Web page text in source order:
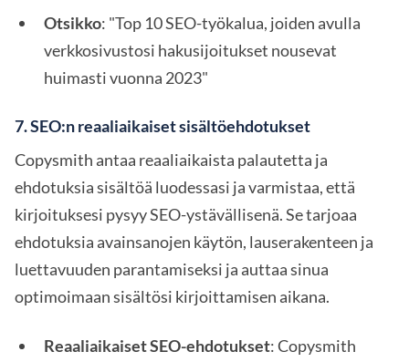
Otsikko: "Top 10 SEO-työkalua, joiden avulla
verkkosivustosi hakusijoitukset nousevat
huimasti vuonna 2023"
7.SEO:n reaaliaikaiset sisältöehdotukset
Copysmith antaa reaaliaikaista palautetta ja
ehdotuksia sisältöä luodessasi ja varmistaa, että
kirjoituksesi pysyy SEO-ystävällisenä. Se tarjoaa
ehdotuksia avainsanojen käytön, lauserakenteen ja
luettavuuden parantamiseksi ja auttaa sinua
optimoimaan sisältösi kirjoittamisen aikana.
Reaaliaikaiset SEO-ehdotukset: Copysmith